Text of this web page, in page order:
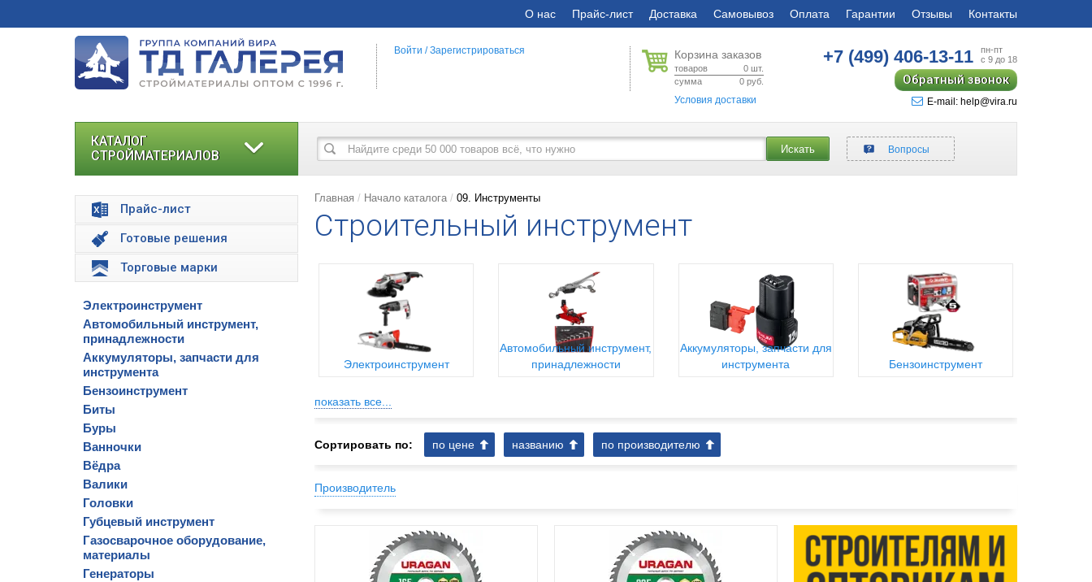
О нас Прайс-лист Доставка Самовывоз Оплата Гарантии Отзывы Контакты
Корзина заказов
товаров 0 шт.
сумма
0 руб.
Условия доставки
+7 (499)406-13-11
пн-пт
с 9 до 18
Обратный звонок
E-mail: help@vira.ru
Войти /Зарегистрироваться
КАТАЛОГ
СТРОЙМАТЕРИАЛОВ
Прайс-лист
Готовые решения
Торговые марки
Электроинструмент
Автомобильный инструмент,
принадлежности
Аккумуляторы, запчасти для
инструмента
Бензоинструмент
Биты
Буры
Ванночки
Вёдра
Валики
Головки
Губцевый инструмент
Газосварочное оборудование,
материалы
Генераторы
Искать Вопросы
Главная Начало каталога 09. Инструменты
Строительный инструмент
Электроинструмент
Автомобильный инструмент,
принадлежности
Аккумуляторы, запчасти для
инструмента
Бензоинструмент
показать все...
Сортировать по: по цене названию по производителю
Производитель